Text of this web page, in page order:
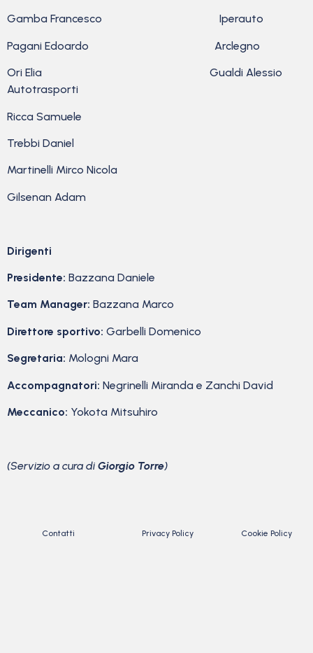
Gamba Francesco Iperauto
Pagani Edoardo Arclegno
Ori Elia Gualdi Alessio
Autotrasporti
Ricca Samuele
Trebbi Daniel
Martinelli Mirco Nicola
Gilsenan Adam
Dirigenti
Presidente: Bazzana Daniele
Team Manager: Bazzana Marco
Direttore sportivo: Garbelli Domenico
Segretaria: Mologni Mara
Accompagnatori: Negrinelli Miranda e Zanchi David
Meccanico: Yokota Mitsuhiro
(Servizio a cura di Giorgio Torre)
Contatti Privacy Policy Cookie Policy